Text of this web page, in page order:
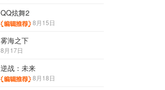
QQ炫舞2
8月15日
雾海之下
8月17日
逆战：未来
8月18日